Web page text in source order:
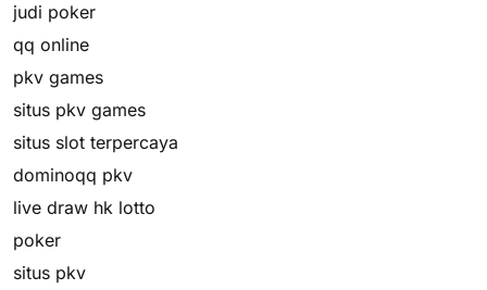
judi poker
qq online
pkv games
situs pkv games
situs slot terpercaya
dominoqq pkv
live draw hk lotto
poker
situs pkv